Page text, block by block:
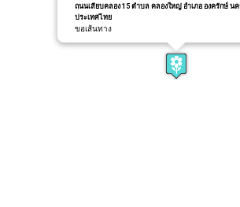
ถนนเลียบคลอง 15 ตำบล คลองใหญ่ อำเภอ องครักษ์ นค
ประเทศไทย
ขอเส้นทาง